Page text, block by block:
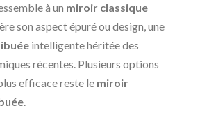
à un miroir classique
son aspect épuré ou design, une
intelligente héritée des
récentes. Plusieurs options
efficace reste le miroir
.